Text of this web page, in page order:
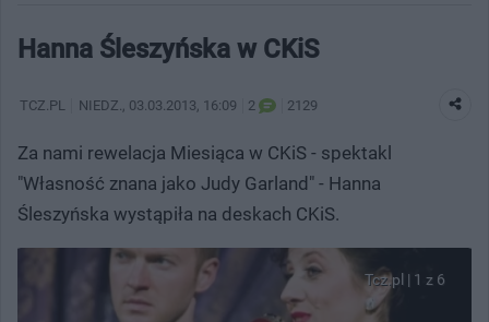
Hanna Śleszyńska w CKiS
TCZ.PL NIEDZ. , 03.03.2013, 16:09 2 2129
Za nami rewelacja Miesiąca w CKiS - spektakl
"Własność znana jako Judy Garland" - Hanna
Śleszyńska wystąpiła na deskach CKiS.
Tcz.pl | 1 z 6